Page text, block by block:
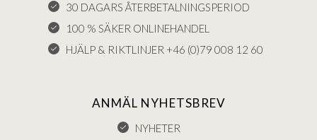
30 DAGARS ÅTERBETALNINGSPERIOD
100 % SÄKER ONLINEHANDEL
HJÄLP & RIKTLINJER +46 (0)79 008 12 60
ANMÄL NYHETSBREV
NYHETER